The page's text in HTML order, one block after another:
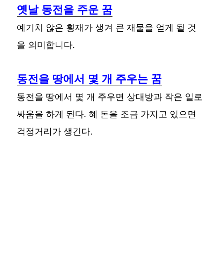
옛날 동전을 주운 꿈
예기치 않은 횡재가 생겨 큰 재물을 얻게 될 것
을 의미합니다.
동전을 땅에서 몇 개 주우는 꿈
동전을 땅에서 몇 개 주우면 상대방과 작은 일로
싸움을 하게 된다. 혜 돈을 조금 가지고 있으면
걱정거리가 생긴다.